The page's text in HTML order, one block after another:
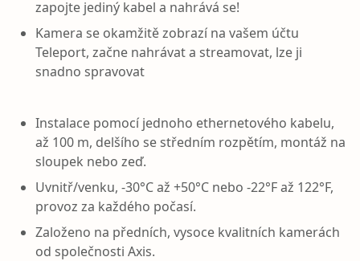
zapojte jediný kabel a nahrává se!
Kamera se okamžitě zobrazí na vašem účtu
Teleport, začne nahrávat a streamovat, lze ji
snadno spravovat
Instalace pomocí jednoho ethernetového kabelu,
až 100 m, delšího se středním rozpětím, montáž na
sloupek nebo zeď.
Uvnitř/venku, -30°C až +50°C nebo -22°F až 122°F,
provoz za každého počasí.
Založeno na předních, vysoce kvalitních kamerách
od společnosti Axis.